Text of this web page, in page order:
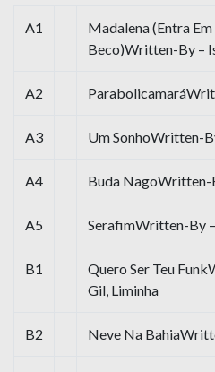
A1
Madalena (Entra Em
Beco)Written-By –
A2
A3 Um SonhoWritten-
A4 Buda
A5 SerafimWritten-By
B1
Quero Ser Teu
Gil, Liminha
B2 Neve Na